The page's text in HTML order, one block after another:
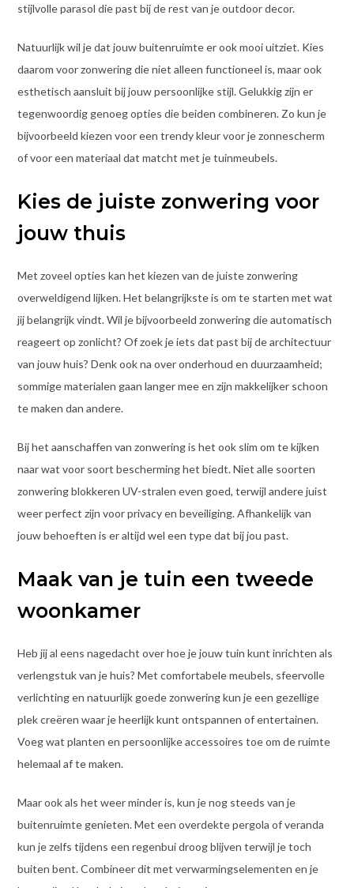
stijlvolle parasol die past bij de rest van je outdoor decor.
Natuurlijk wil je dat jouw buitenruimte er ook mooi uitziet. Kies
daarom voor zonwering die niet alleen functioneel is, maar ook
esthetisch aansluit bij jouw persoonlijke stijl. Gelukkig zijn er
tegenwoordig genoeg opties die beiden combineren. Zo kun je
bijvoorbeeld kiezen voor een trendy kleur voor je zonnescherm
of voor een materiaal dat matcht met je tuinmeubels.
Kies de juiste zonwering voor
jouw thuis
Met zoveel opties kan het kiezen van de juiste zonwering
overweldigend lijken. Het belangrijkste is om te starten met wat
jij belangrijk vindt. Wil je bijvoorbeeld zonwering die automatisch
reageert op zonlicht? Of zoek je iets dat past bij de architectuur
van jouw huis? Denk ook na over onderhoud en duurzaamheid;
sommige materialen gaan langer mee en zijn makkelijker schoon
te maken dan andere.
Bij het aanschaffen van zonwering is het ook slim om te kijken
naar wat voor soort bescherming het biedt. Niet alle soorten
zonwering blokkeren UV-stralen even goed, terwijl andere juist
weer perfect zijn voor privacy en beveiliging. Afhankelijk van
jouw behoeften is er altijd wel een type dat bij jou past.
Maak van je tuin een tweede
woonkamer
Heb jij al eens nagedacht over hoe je jouw tuin kunt inrichten als
verlengstuk van je huis? Met comfortabele meubels, sfeervolle
verlichting en natuurlijk goede zonwering kun je een gezellige
plek creëren waar je heerlijk kunt ontspannen of entertainen.
Voeg wat planten en persoonlijke accessoires toe om de ruimte
helemaal af te maken.
Maar ook als het weer minder is, kun je nog steeds van je
buitenruimte genieten. Met een overdekte pergola of veranda
kun je zelfs tijdens een regenbui droog blijven terwijl je toch
buiten bent. Combineer dit met verwarmingselementen en je